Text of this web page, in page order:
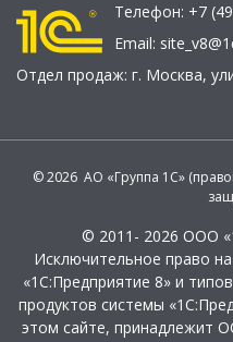
Телефон: +7
Email:
Отдел продаж: г. Москва,
© 2026 АО «Группа 1С»
© 2011- 2026 ООО
Исключительное право
«1С:Предприятие 8» и
продуктов системы
этом сайте, принадлежит